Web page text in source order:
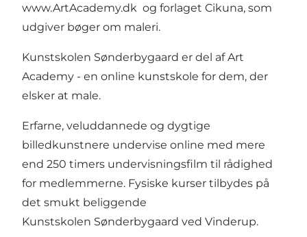
www.ArtAcademy.dk og forlaget Cikuna, som
udgiver bøger om maleri.
Kunstskolen Sønderbygaard er del af Art
Academy - en online kunstskole for dem, der
elsker at male.
Erfarne, veluddannede og dygtige
billedkunstnere undervise online med mere
end 250 timers undervisningsfilm til rådighed
for medlemmerne. Fysiske kurser tilbydes på
det smukt beliggende
Kunstskolen Sønderbygaard ved Vinderup.